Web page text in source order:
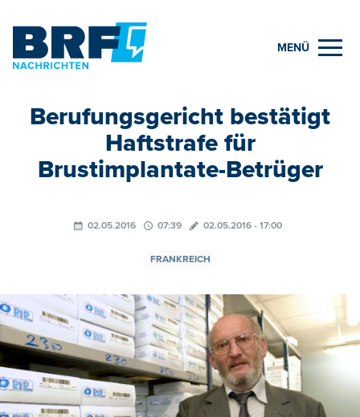
MENÜ
Berufungsgericht bestätigt
Haftstrafe für
Brustimplantate-Betrüger
02.05.2016 07:39 02.05.2016 - 17:00
FRANKREICH